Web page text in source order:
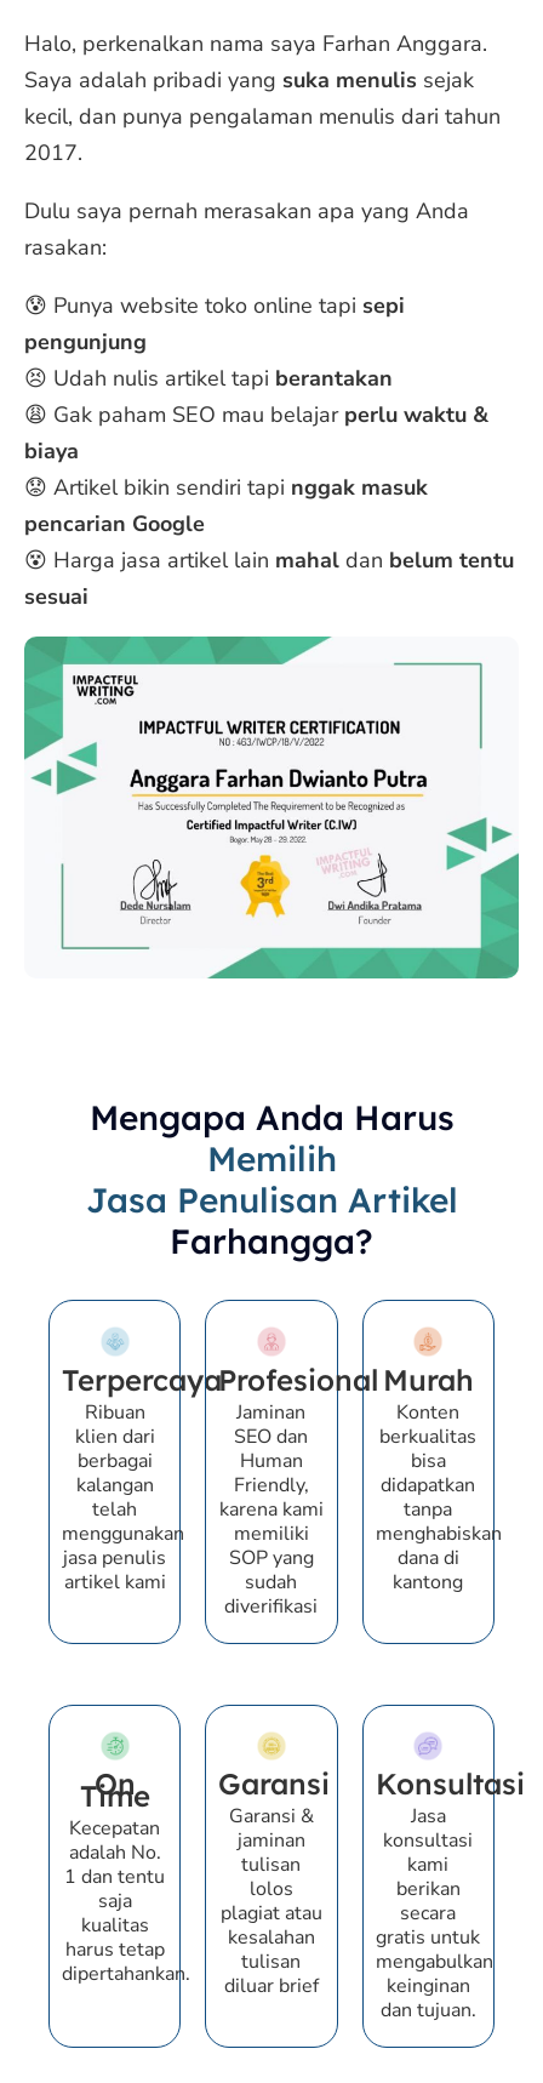
Halo, perkenalkan nama saya Farhan Anggara.
Saya adalah pribadi yang suka menulis sejak
kecil, dan punya pengalaman menulis dari tahun
2017.
Dulu saya pernah merasakan apa yang Anda
rasakan:
😰 Punya website toko online tapi sepi
pengunjung
😣 Udah nulis artikel tapi berantakan
😩 Gak paham SEO mau belajar perlu waktu &
biaya
😟 Artikel bikin sendiri tapi nggak masuk
pencarian Google
😵 Harga jasa artikel lain mahal dan belum tentu
sesuai
Mengapa Anda Harus
Memilih
Jasa Penulisan Artikel
Farhangga?
Terpercaya
Ribuan
klien dari
berbagai
kalangan
telah
menggunakan
jasa penulis
artikel kami
Profesional
Jaminan
SEO dan
Human
Friendly,
karena kami
memiliki
SOP yang
sudah
diverifikasi
Murah
Konten
berkualitas
bisa
didapatkan
tanpa
menghabiskan
dana di
kantong
On
Time
Kecepatan
adalah No.
1 dan tentu
saja
kualitas
harus tetap
dipertahankan.
Garansi
Garansi &
jaminan
tulisan
lolos
plagiat atau
kesalahan
tulisan
diluar brief
Konsultasi
Jasa
konsultasi
kami
berikan
secara
gratis untuk
mengabulkan
keinginan
dan tujuan.